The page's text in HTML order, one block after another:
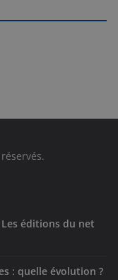
éditions du net
: quelle évolution ?